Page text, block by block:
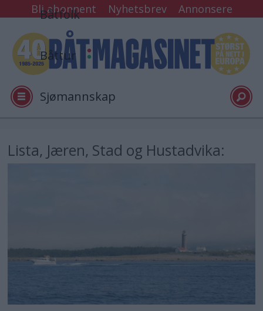
Bli abonnent Nyhetsbrev Annonsere
Båtfolk
Båttur
Sjømannskap
Logg inn
Lista, Jæren, Stad og Hustadvika: